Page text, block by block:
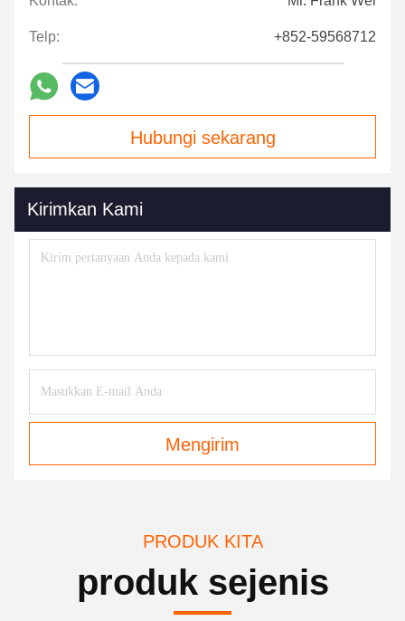
Telp: +852-59568712
Hubungi sekarang
Kirimkan Kami
Mengirim
PRODUK KITA
produk sejenis